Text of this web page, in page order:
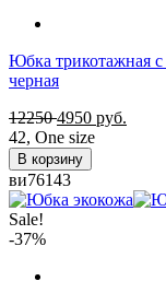
Юбка трикотажная
черная
12250 4950 руб.
42, One size
В корзину
ви76143
Sale!
-37%